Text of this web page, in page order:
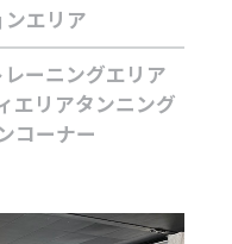
エリア
ーニングエリア
エリアタンニング
コーナー